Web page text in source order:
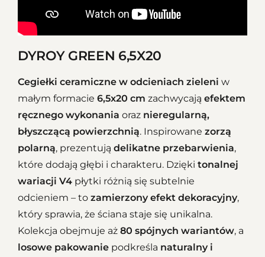
DYROY GREEN 6,5X20
Cegiełki ceramiczne w odcieniach zieleni w
małym formacie 6,5x20 cm zachwycają efektem
ręcznego wykonania oraz nieregularną,
błyszczącą powierzchnią. Inspirowane zorzą
polarną, prezentują delikatne przebarwienia,
które dodają głębi i charakteru. Dzięki tonalnej
wariacji V4 płytki różnią się subtelnie
odcieniem – to zamierzony efekt dekoracyjny,
który sprawia, że ściana staje się unikalna.
Kolekcja obejmuje aż 80 spójnych wariantów, a
losowe pakowanie podkreśla naturalny i